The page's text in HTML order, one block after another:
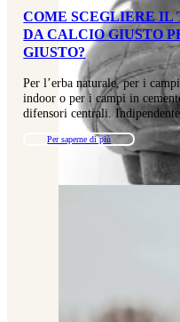
COME SCEGLIERE IL
DA CALCIO GIUSTO
GIUSTO?
Per l’erba naturale, per i
indoor o per i campi in
difensori centrali.
Per saperne di più